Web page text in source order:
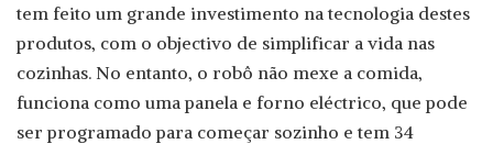
tem feito um grande investimento na tecnologia destes
produtos, com o objectivo de simplificar a vida nas
cozinhas. No entanto, o robô não mexe a comida,
funciona como uma panela e forno eléctrico, que pode
ser programado para começar sozinho e tem 34